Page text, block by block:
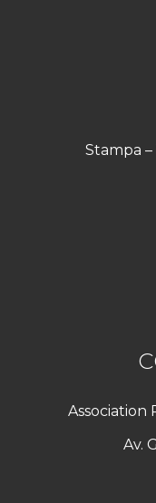
Stampa
Association
Av.